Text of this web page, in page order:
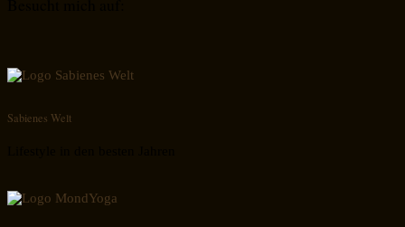
Sabienes Welt